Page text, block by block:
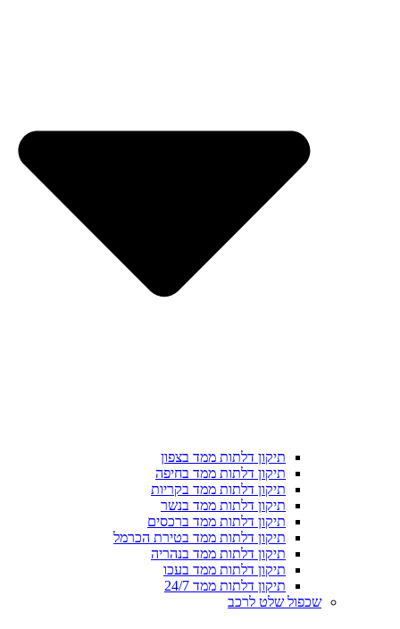
תיקון דלתות ממד בצפון
תיקון דלתות ממד בחיפה
תיקון דלתות ממד בקריות
תיקון דלתות ממד בנשר
תיקון דלתות ממד ברכסים
תיקון דלתות ממד בטירת הכרמל
תיקון דלתות ממד בנהריה
תיקון דלתות ממד בעכו
תיקון דלתות ממד 24/7
שכפול שלט לרכב